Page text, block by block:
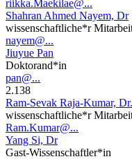
riikka.Maekilae@...
Shahran Ahmed Nayem, Dr
wissenschaftliche*r
nayem@...
Jiuyue Pan
Doktorand*in
pan@...
2.138
Ram-Sevak Raja-Kumar, Dr.
wissenschaftliche*r
Ram.Kumar@...
Yang Si, Dr
Gast-Wissenschaftler*in